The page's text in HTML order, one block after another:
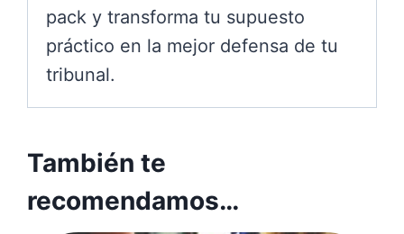
pack y transforma tu supuesto
práctico en la mejor defensa de tu
tribunal.
También te
recomendamos…